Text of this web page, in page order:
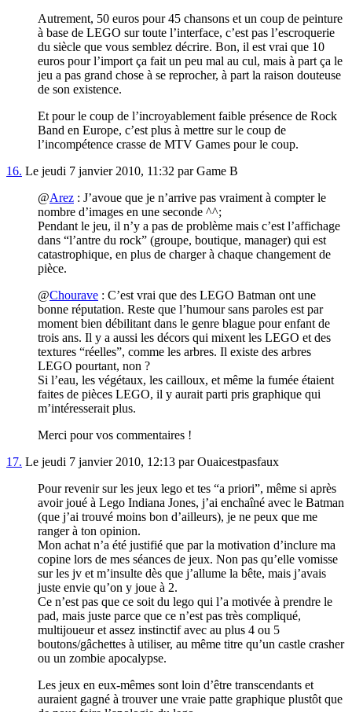
Autrement, 50 euros pour 45 chansons et un coup de peinture
à base de LEGO sur toute l’interface, c’est pas l’escroquerie
du siècle que vous semblez décrire. Bon, il est vrai que 10
euros pour l’import ça fait un peu mal au cul, mais à part ça le
jeu a pas grand chose à se reprocher, à part la raison douteuse
de son existence.
Et pour le coup de l’incroyablement faible présence de Rock
Band en Europe, c’est plus à mettre sur le coup de
l’incompétence crasse de MTV Games pour le coup.
16. Le jeudi 7 janvier 2010, 11:32 par Game B
@Arez : J’avoue que je n’arrive pas vraiment à compter le
nombre d’images en une seconde ^^;
Pendant le jeu, il n’y a pas de problème mais c’est l’affichage
dans “l’antre du rock” (groupe, boutique, manager) qui est
catastrophique, en plus de charger à chaque changement de
pièce.
@Chourave : C’est vrai que des LEGO Batman ont une
bonne réputation. Reste que l’humour sans paroles est par
moment bien débilitant dans le genre blague pour enfant de
trois ans. Il y a aussi les décors qui mixent les LEGO et des
textures “réelles”, comme les arbres. Il existe des arbres
LEGO pourtant, non ?
Si l’eau, les végétaux, les cailloux, et même la fumée étaient
faites de pièces LEGO, il y aurait parti pris graphique qui
m’intéresserait plus.
Merci pour vos commentaires !
17. Le jeudi 7 janvier 2010, 12:13 par Ouaicestpasfaux
Pour revenir sur les jeux lego et tes “a priori”, même si après
avoir joué à Lego Indiana Jones, j’ai enchaîné avec le Batman
(que j’ai trouvé moins bon d’ailleurs), je ne peux que me
ranger à ton opinion.
Mon achat n’a été justifié que par la motivation d’inclure ma
copine lors de mes séances de jeux. Non pas qu’elle vomisse
sur les jv et m’insulte dès que j’allume la bête, mais j’avais
juste envie qu’on y joue à 2.
Ce n’est pas que ce soit du lego qui l’a motivée à prendre le
pad, mais juste parce que ce n’est pas très compliqué,
multijoueur et assez instinctif avec au plus 4 ou 5
boutons/gâchettes à utiliser, au même titre qu’un castle crasher
ou un zombie apocalypse.
Les jeux en eux-mêmes sont loin d’être transcendants et
auraient gagné à trouver une vraie patte graphique plustôt que